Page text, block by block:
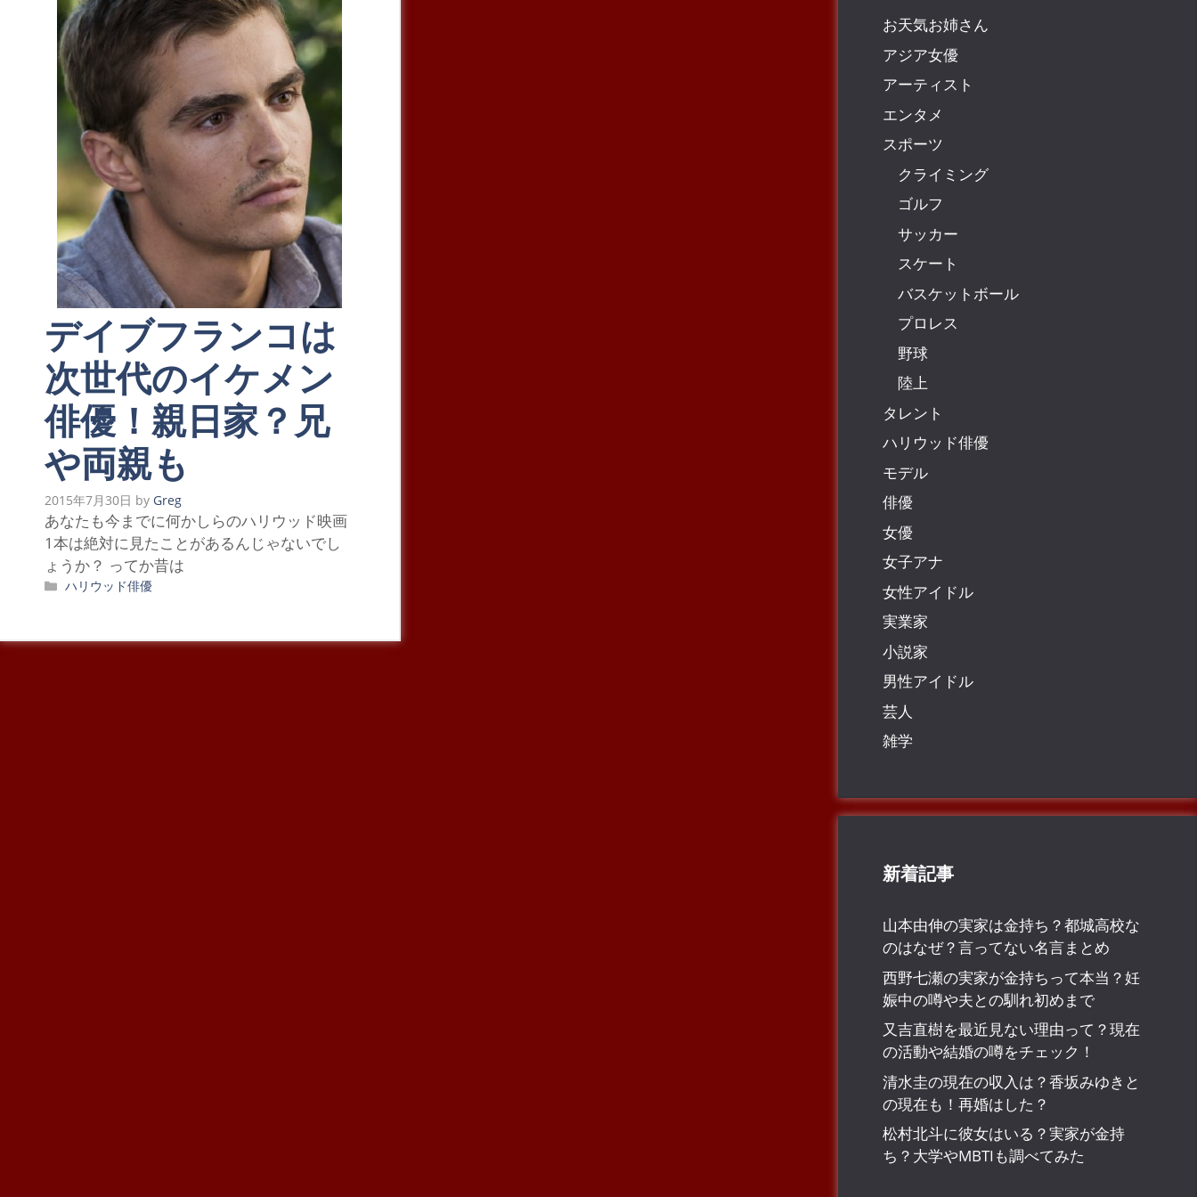
デイブフランコは
次世代のイケメン
俳優！親日家？兄
や両親も
2015年7月30日 by Greg
あなたも今までに何かしらのハリウッド映画
1本は絶対に見たことがあるんじゃないでし
ょうか？ ってか昔は
カ
リ
ハリウッド俳優
お天気お姉さん
アジア女優
アーティスト
エンタメ
スポーツ
クライミング
ゴルフ
サッカー
スケート
バスケットボール
プロレス
野球
陸上
タレント
ハリウッド俳優
モデル
俳優
女優
女子アナ
女性アイドル
実業家
小説家
男性アイドル
芸人
雑学
新着記事
山本由伸の実家は金持ち？都城高校な
のはなぜ？言ってない名言まとめ
西野七瀬の実家が金持ちって本当？妊
娠中の噂や夫との馴れ初めまで
又吉直樹を最近見ない理由って？現在
の活動や結婚の噂をチェック！
清水圭の現在の収入は？香坂みゆきと
の現在も！再婚はした？
松村北斗に彼女はいる？実家が金持
ち？大学やMBTIも調べてみた